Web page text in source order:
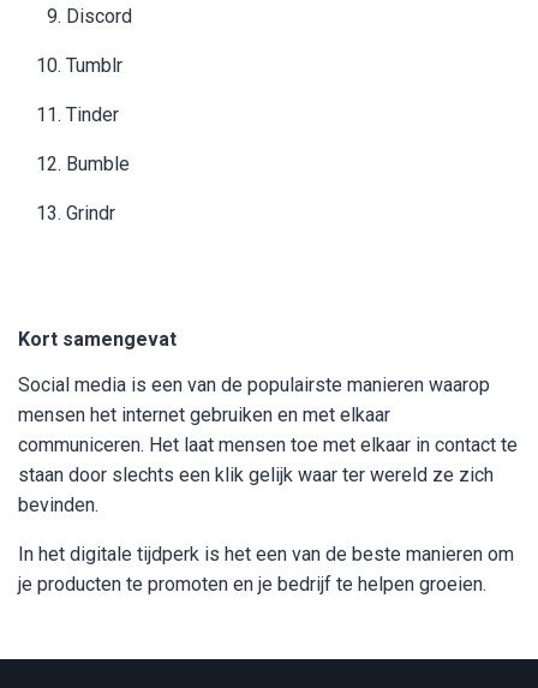
Discord
Tumblr
Tinder
Bumble
Grindr
Kort samengevat
Social media is een van de populairste manieren waarop
mensen het internet gebruiken en met elkaar
communiceren. Het laat mensen toe met elkaar in contact te
staan door slechts een klik gelijk waar ter wereld ze zich
bevinden.
In het digitale tijdperk is het een van de beste manieren om
je producten te promoten en je bedrijf te helpen groeien.